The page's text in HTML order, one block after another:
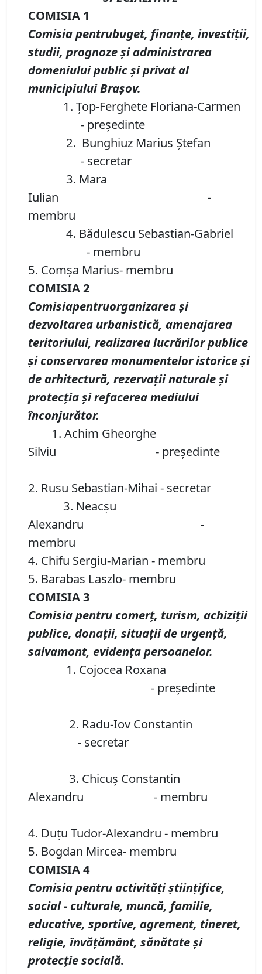
COMISIA 1
Comisia pentrubuget, finanţe, investiţii,
studii, prognoze şi administrarea
domeniului public şi privat al
municipiului Braşov.
1. Ţop-Ferghete Floriana-Carmen
- preşedinte
2. Bunghiuz Marius Ştefan
- secretar
3. Mara
Iulian -
membru
4. Bădulescu Sebastian-Gabriel
- membru
5. Comşa Marius- membru
COMISIA 2
Comisiapentruorganizarea şi
dezvoltarea urbanistică, amenajarea
teritoriului, realizarea lucrărilor publice
şi conservarea monumentelor istorice şi
de arhitectură, rezervaţii naturale şi
protecţia şi refacerea mediului
înconjurător.
1. Achim Gheorghe
Silviu - preşedinte
2. Rusu Sebastian-Mihai - secretar
3. Neacşu
Alexandru -
membru
4. Chifu Sergiu-Marian - membru
5. Barabas Laszlo- membru
COMISIA 3
Comisia pentru comerţ, turism, achiziţii
publice, donaţii, situaţii de urgenţă,
salvamont, evidenţa persoanelor.
1. Cojocea Roxana
- preşedinte
2. Radu-Iov Constantin
- secretar
3. Chicuş Constantin
Alexandru - membru
4. Duţu Tudor-Alexandru - membru
5. Bogdan Mircea- membru
COMISIA 4
Comisia pentru activităţi ştiinţifice,
social - culturale, muncă, familie,
educative, sportive, agrement, tineret,
religie, învăţământ, sănătate şi
protecţie socială.